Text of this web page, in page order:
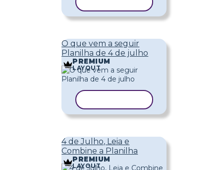
O que vem a seguir
Planilha de 4 de julho
PREMIUM
LAYOUT
4 de Julho, Leia e
Combine a Planilha
PREMIUM
LAYOUT